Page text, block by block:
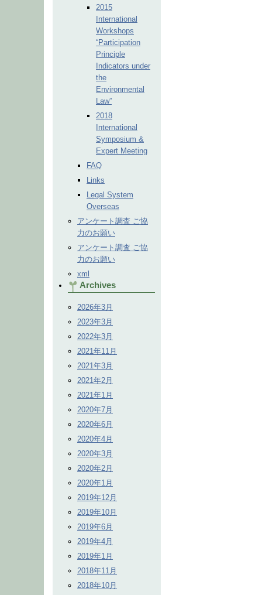
2015
International
Workshops
“Participation
Principle
Indicators under
the
Environmental
Law”
2018
International
Symposium &
Expert Meeting
FAQ
Links
Legal System
Overseas
アンケート調査 ご協
力のお願い
アンケート調査 ご協
力のお願い
xml
Archives
2026年3月
2023年3月
2022年3月
2021年11月
2021年3月
2021年2月
2021年1月
2020年7月
2020年6月
2020年4月
2020年3月
2020年2月
2020年1月
2019年12月
2019年10月
2019年6月
2019年4月
2019年1月
2018年11月
2018年10月